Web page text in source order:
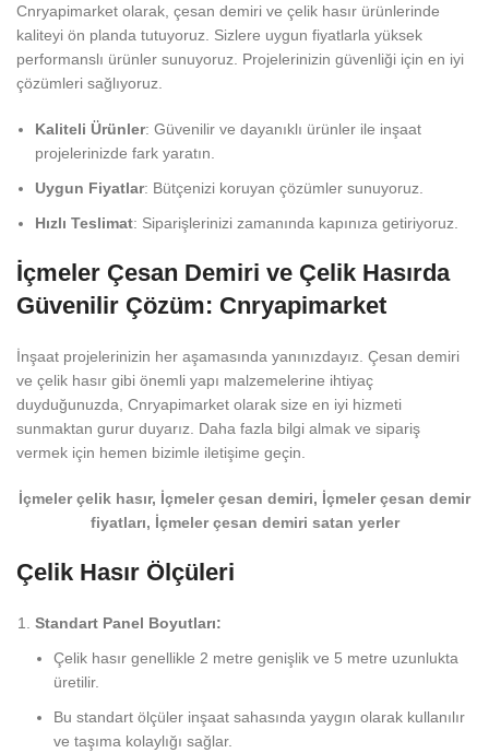
Cnryapimarket olarak, çesan demiri ve çelik hasır ürünlerinde
kaliteyi ön planda tutuyoruz. Sizlere uygun fiyatlarla yüksek
performanslı ürünler sunuyoruz. Projelerinizin güvenliği için en iyi
çözümleri sağlıyoruz.
Kaliteli Ürünler: Güvenilir ve dayanıklı ürünler ile inşaat
projelerinizde fark yaratın.
Uygun Fiyatlar: Bütçenizi koruyan çözümler sunuyoruz.
Hızlı Teslimat: Siparişlerinizi zamanında kapınıza getiriyoruz.
İçmeler Çesan Demiri ve Çelik Hasırda
Güvenilir Çözüm: Cnryapimarket
İnşaat projelerinizin her aşamasında yanınızdayız. Çesan demiri
ve çelik hasır gibi önemli yapı malzemelerine ihtiyaç
duyduğunuzda, Cnryapimarket olarak size en iyi hizmeti
sunmaktan gurur duyarız. Daha fazla bilgi almak ve sipariş
vermek için hemen bizimle iletişime geçin.
İçmeler çelik hasır, İçmeler çesan demiri, İçmeler çesan demir
fiyatları, İçmeler çesan demiri satan yerler
Çelik Hasır Ölçüleri
Standart Panel Boyutları:
Çelik hasır genellikle 2 metre genişlik ve 5 metre uzunlukta
üretilir.
Bu standart ölçüler inşaat sahasında yaygın olarak kullanılır
ve taşıma kolaylığı sağlar.